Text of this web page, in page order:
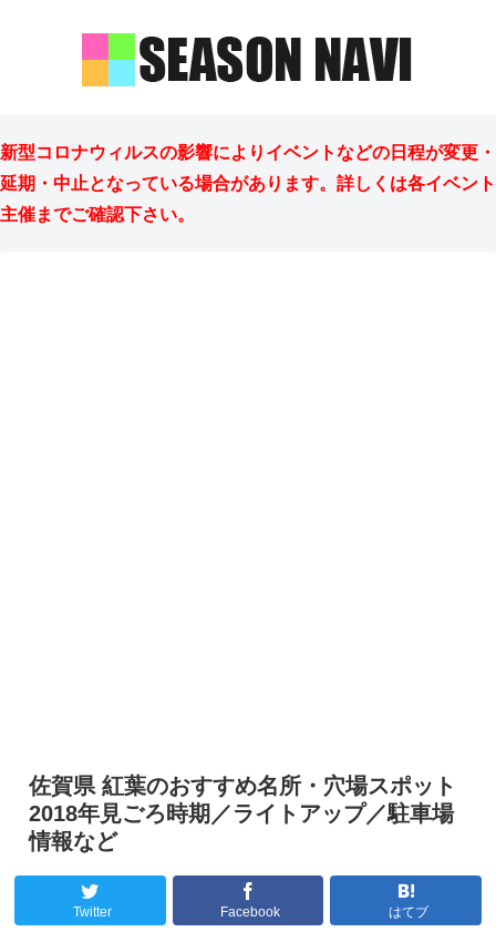
新型コロナウィルスの影響によりイベントなどの日程が変更・
延期・中止となっている場合があります。詳しくは各イベント
主催までご確認下さい。
佐賀県 紅葉のおすすめ名所・穴場スポット
2018年見ごろ時期／ライトアップ／駐車場
情報など
Twitter Facebook はてブ